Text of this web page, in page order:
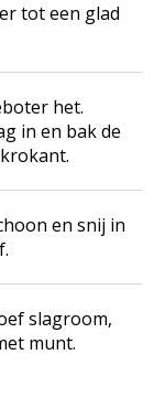
tot een glad
het.
in en bak de
en snij in
slagroom,
munt.